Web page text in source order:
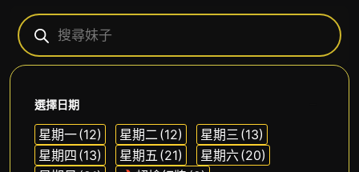
選擇日期
星期一(12) 星期二(12) 星期三 (13)
星期四 (13) 星期五 (21) 星期六(20)